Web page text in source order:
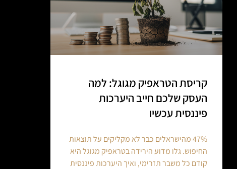
קריסת הטראפיק מגוגל: למה
העסק שלכם חייב היערכות
פיננסית עכשיו
47% מהישראלים כבר לא מקליקים על תוצאות
החיפוש. גלו מדוע הירידה בטראפיק מגוגל היא
קודם כל משבר תזרימי, ואיך היערכות פיננסית